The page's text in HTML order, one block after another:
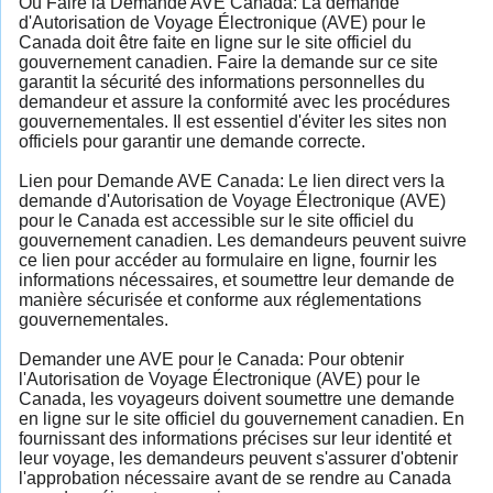
d'Autorisation de Voyage Électronique (AVE) pour le
Canada doit être faite en ligne sur le site officiel du
gouvernement canadien. Faire la demande sur ce site
garantit la sécurité des informations personnelles du
demandeur et assure la conformité avec les procédures
gouvernementales. Il est essentiel d'éviter les sites non
officiels pour garantir une demande correcte.
Lien pour Demande AVE Canada: Le lien direct vers la
demande d'Autorisation de Voyage Électronique (AVE)
pour le Canada est accessible sur le site officiel du
gouvernement canadien. Les demandeurs peuvent suivre
ce lien pour accéder au formulaire en ligne, fournir les
informations nécessaires, et soumettre leur demande de
manière sécurisée et conforme aux réglementations
gouvernementales.
Demander une AVE pour le Canada: Pour obtenir
l'Autorisation de Voyage Électronique (AVE) pour le
Canada, les voyageurs doivent soumettre une demande
en ligne sur le site officiel du gouvernement canadien. En
fournissant des informations précises sur leur identité et
leur voyage, les demandeurs peuvent s'assurer d'obtenir
l'approbation nécessaire avant de se rendre au Canada